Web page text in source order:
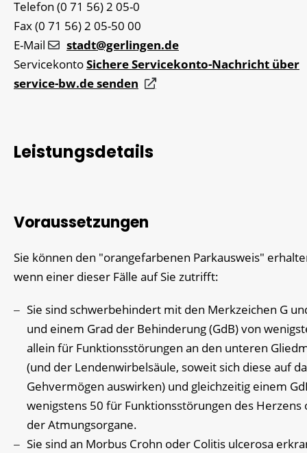
Telefon (0 71 56) 2 05-0
Fax(0 71 56) 2 05-50 00
E-Mail
stadt@gerlingen.de
ServicekontoSichere Servicekonto-Nachricht über
service-bw.de senden
Leistungsdetails
Voraussetzungen
Sie können den "orangefarbenen Parkausweis"
wenn einer dieser Fälle auf Sie zutrifft:
Sie sind schwerbehindert mit den Merkzeichen G
und einem Grad der Behinderung (GdB) von
allein für Funktionsstörungen an den unteren
(und der Lendenwirbelsäule, soweit sich diese auf
Gehvermögen auswirken) und gleichzeitig einem
wenigstens 50 für Funktionsstörungen des Herzens
der Atmungsorgane.
Sie sind an Morbus Crohn oder Colitis ulcerosa